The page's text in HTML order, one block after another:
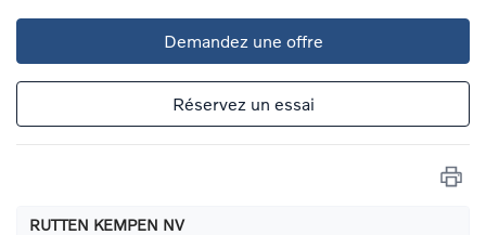
Demandez une offre
Réservez un essai
RUTTEN KEMPEN NV